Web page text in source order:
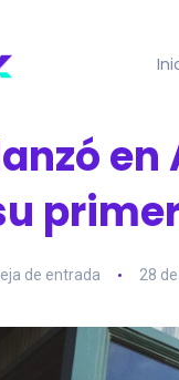
de entrada 28